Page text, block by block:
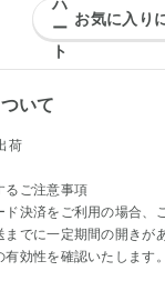
お気に入り
いて
荷
るご注意事項
ド決済をご利用の場合、
までに一定期間の開きが
効性を確認いたします。